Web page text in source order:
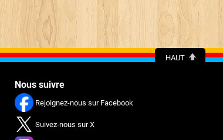
HAUT
Nous suivre
Rejoignez-nous sur Facebook
Suivez-nous sur X